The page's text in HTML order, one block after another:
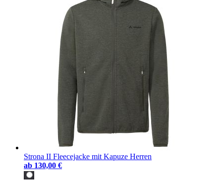
Strona II Fleecejacke mit Kapuze Herren
ab 130,00 €